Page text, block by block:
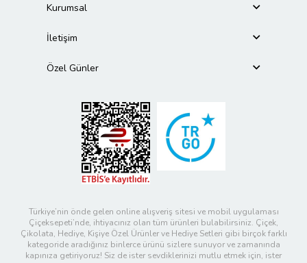
Kurumsal
İletişim
Özel Günler
Türkiye’nin önde gelen online alışveriş sitesi ve mobil uygulaması
Çiçeksepeti’nde, ihtiyacınız olan tüm ürünleri bulabilirsiniz. Çiçek,
Çikolata, Hediye, Kişiye Özel Ürünler ve Hediye Setleri gibi birçok farklı
kategoride aradığınız binlerce ürünü sizlere sunuyor ve zamanında
kapınıza getiriyoruz! Siz de ister sevdiklerinizi mutlu etmek için, ister